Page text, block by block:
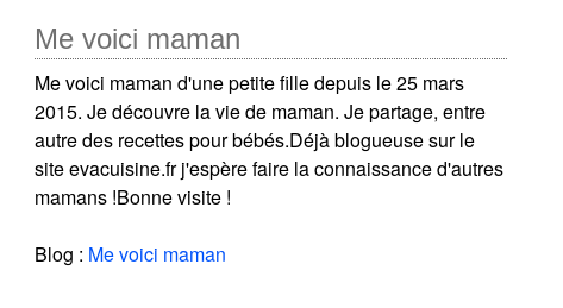
Me voici maman
Me voici maman d'une petite fille depuis le 25 mars
2015. Je découvre la vie de maman. Je partage, entre
autre des recettes pour bébés.Déjà blogueuse sur le
site evacuisine.fr j'espère faire la connaissance d'autres
mamans !Bonne visite !
Blog : Me voici maman